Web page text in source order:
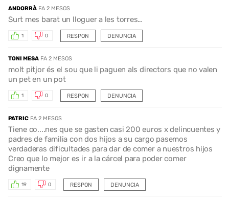
ANDORRÀ FA 2 MESOS
Surt mes barat un lloguer a les torres…
RESPON
1 0 DENUNCIA
TONI MESA FA 2 MESOS
molt pitjor és el sou que li paguen als directors que no valen
un pet en un pot
RESPON
1 0 DENUNCIA
PATRIC FA 2 MESOS
Tiene co....nes que se gasten casi 200 euros x delincuentes y
padres de familia con dos hijos a su cargo pasemos
verdaderas dificultades para dar de comer a nuestros hijos
Creo que lo mejor es ir a la cárcel para poder comer
dignamente
RESPON
19 0 DENUNCIA